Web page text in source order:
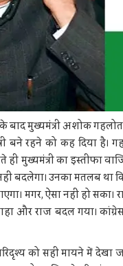
बाद मुख्यमंत्री अशोक
बने रहने को कह दिया है।
ही मुख्यमंत्री का इस्तीफा
बदलेगा। उनका मतलब था
मगर, ऐसा नहीं हो
और राज बदल गया।
को सही मायने में